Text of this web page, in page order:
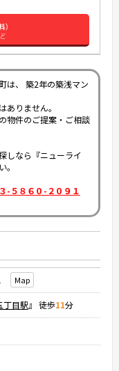
は、 築2年の築浅マン
ありません。
物件のご提案・ご相談
しなら『ニューライ
。
-５８６０-２０９１
Map
丁目駅』 徒歩11分